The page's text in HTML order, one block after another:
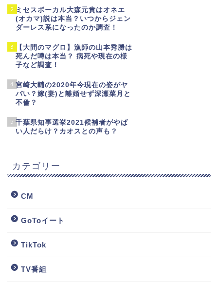
2 ミセスボーカル大森元貴はオネエ
(オカマ)説は本当？いつからジェン
ダーレス系になったのか調査！
3
【大間のマグロ】漁師の山本秀勝は
死んだ噂は本当？ 病死や現在の様
子など調査！
4 宮崎大輔の2020年今現在の姿がヤ
バい？嫁(妻)と離婚せず深瀬菜月と
不倫？
5 千葉県知事選挙2021候補者がやば
い人だらけ？カオスとの声も？
カテゴリー
CM
GoToイート
TikTok
TV番組